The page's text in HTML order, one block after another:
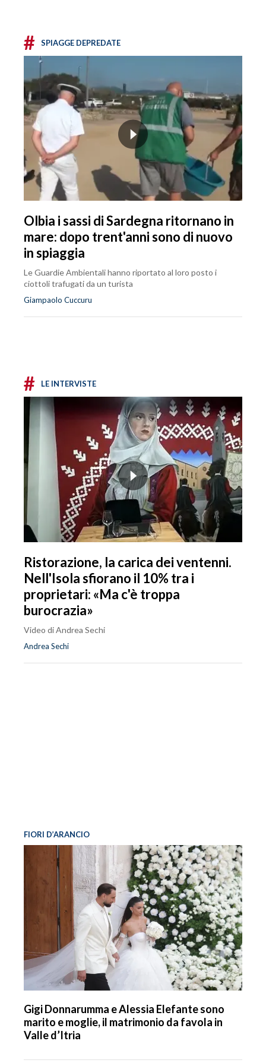
# SPIAGGE DEPREDATE
Olbia i sassi di Sardegna ritornano in
mare: dopo trent'anni sono di nuovo
in spiaggia
Le Guardie Ambientali hanno riportato al loro posto i
ciottoli trafugati da un turista
Giampaolo Cuccuru
# LE INTERVISTE
Ristorazione, la carica dei ventenni.
Nell'Isola sfiorano il 10% tra i
proprietari: «Ma c'è troppa
burocrazia»
Video di Andrea Sechi
Andrea Sechi
FIORI D’ARANCIO
Gigi Donnarumma e Alessia Elefante sono
marito e moglie, il matrimonio da favola in
Valle d’Itria